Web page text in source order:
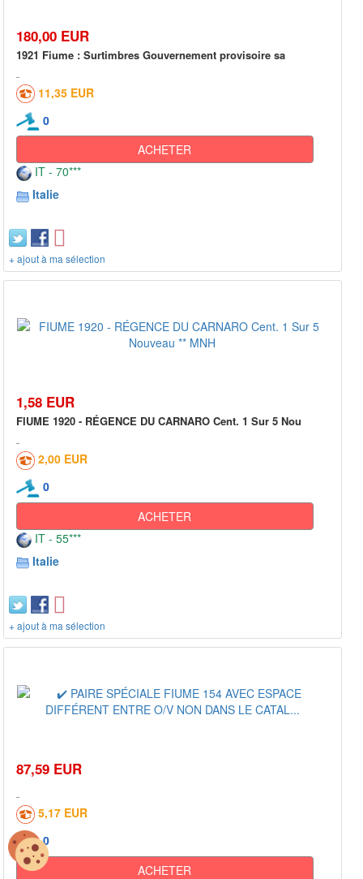
180,00 EUR
1921 Fiume : Surtimbres Gouvernement provisoire sa
11,35 EUR
0
ACHETER
IT - 70***
Italie
+ ajout à ma sélection
1,58 EUR
FIUME 1920 - RÉGENCE DU CARNARO Cent. 1 Sur 5 Nou
2,00 EUR
0
ACHETER
IT - 55***
Italie
+ ajout à ma sélection
87,59 EUR
5,17 EUR
0
ACHETER